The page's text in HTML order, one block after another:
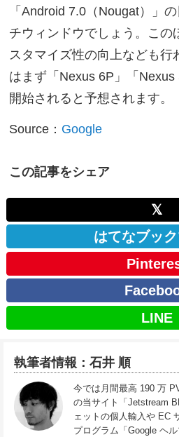
「Android 7.0（Nougat）」
チウィンドウでしょう。この
スタマイズ性の向上なども行
はまず「Nexus 6P」「
開始されると予想されます。
Source： Google
この記事をシェア
𝕏
はてなブッ
LINE
執筆者情報：石井 順
今では月間最高 190 万
の当サイト「Jetstream
ェットの個人輸入や EC
プログラム「Google ヘ